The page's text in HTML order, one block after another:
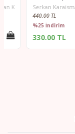
Serkan Karaismailoğlu
440.00 TL
%25 İndirim
330.00 TL